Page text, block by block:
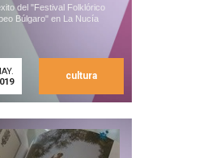
del "Festival Folklórico
Búlgaro" en La Nucía
cultura